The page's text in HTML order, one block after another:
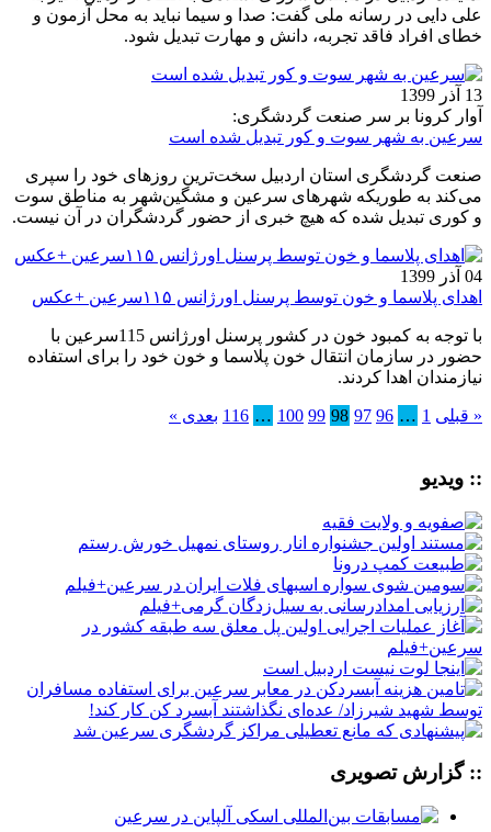
علی دایی در رسانه ملی گفت: صدا و سیما نباید به محل آزمون و
خطای افراد فاقد تجربه، دانش و مهارت تبدیل شود.
13 آذر 1399
آوار کرونا بر سر صنعت گردشگری:
سرعین به شهر سوت و کور تبدیل شده است
صنعت گردشگری استان اردبیل سخت‌ترین روزهای خود را سپری
می‌کند به طوریکه شهرهای سرعین و مشگین‌شهر به مناطق سوت
و کوری تبدیل شده که هیچ خبری از حضور گردشگران در آن نیست.
04 آذر 1399
اهدای پلاسما و خون توسط پرسنل اورژانس ۱۱۵سرعین +عکس
با توجه به کمبود خون در کشور پرسنل اورژانس 115سرعین با
حضور در سازمان انتقال خون پلاسما و خون خود را برای استفاده
نیازمندان اهدا کردند.
« قبلی 1
…
96
97
98
99
100
…
116 بعدی »
:: ویدیو
:: گزارش تصویری